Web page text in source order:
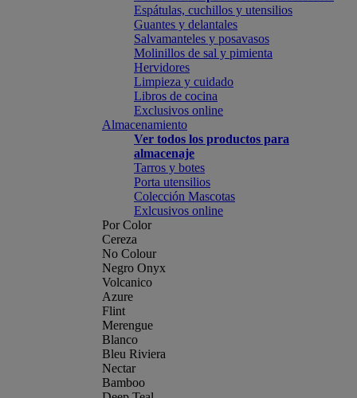
Espátulas, cuchillos y utensilios
Guantes y delantales
Salvamanteles y posavasos
Molinillos de sal y pimienta
Hervidores
Limpieza y cuidado
Libros de cocina
Exclusivos online
Almacenamiento
Ver todos los productos para
almacenaje
Tarros y botes
Porta utensilios
Colección Mascotas
Exlcusivos online
Por Color
Cereza
No Colour
Negro Onyx
Volcanico
Azure
Flint
Merengue
Blanco
Bleu Riviera
Nectar
Bamboo